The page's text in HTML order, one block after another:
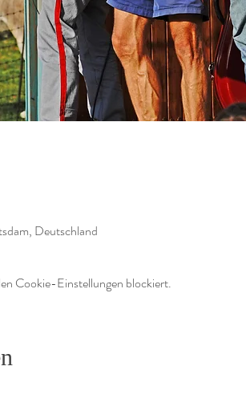
Deutschland
Cookie-Einstellungen blockiert.